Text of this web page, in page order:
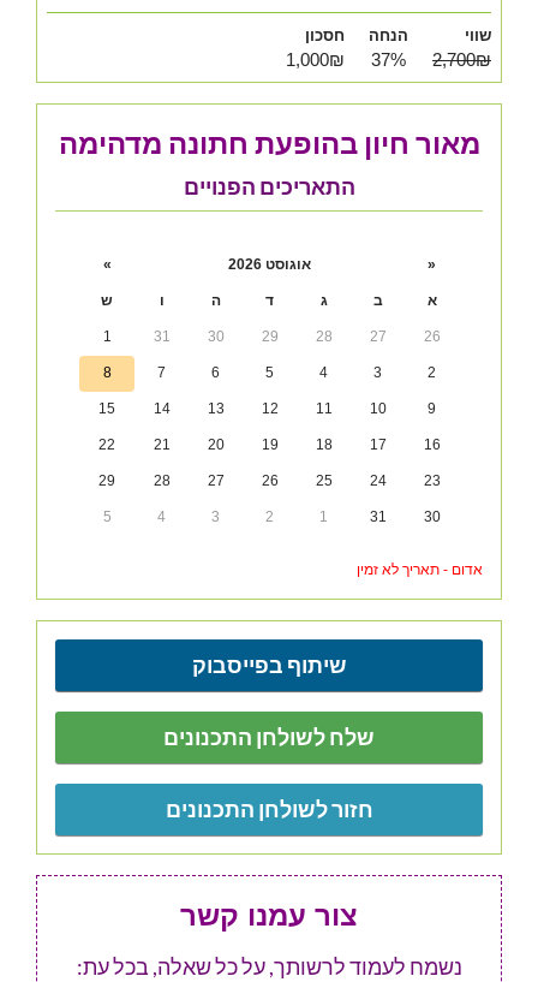
שווי
2,700₪
הנחה
37%
חסכון
1,000₪
מאור חיון בהופעת חתונה מדהימה
התאריכים הפנויים
« אוגוסט 2026 »
א ב ג ד ה ו ש
26
27
28
29
30
31
1
2
3
4
5
6
7
8
9
10
11
12
13
14
15
16
17
18
19
20
21
22
23
24
25
26
27
28
29
30
31
1
2
3
4
5
אדום - תאריך לא זמין
שיתוף בפייסבוק
שלח לשולחן התכנונים
חזור לשולחן התכנונים
צור עמנו קשר
נשמח לעמוד לרשותך, על כל שאלה, בכל עת: